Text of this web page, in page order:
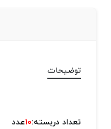
توضیحات
تعداد دربسته:10عدد